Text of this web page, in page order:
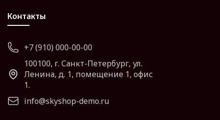
Контакты
+7 (910) 000-00-00
100100, г. Санкт-Петербург, ул.
Ленина, д. 1, помещение 1, офис
1.
info@skyshop-demo.ru